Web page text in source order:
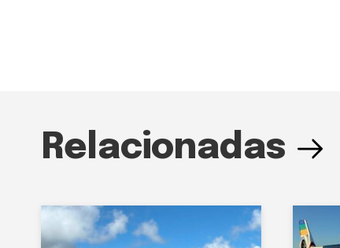
Relacionadas